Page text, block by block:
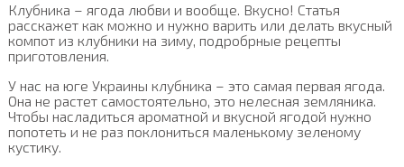
Клубника – ягода любви и вообще. Вкусно! Статья
расскажет как можно и нужно варить или делать вкусный
компот из клубники на зиму, подробрные рецепты
приготовления.
У нас на юге Украины клубника – это самая первая ягода.
Она не растет самостоятельно, это нелесная земляника.
Чтобы насладиться ароматной и вкусной ягодой нужно
попотеть и не раз поклониться маленькому зеленому
кустику.